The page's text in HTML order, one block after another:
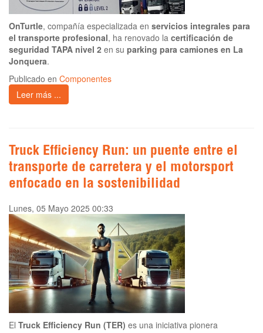
OnTurtle, compañía especializada en servicios integrales para
el transporte profesional, ha renovado la certificación de
seguridad TAPA nivel 2 en su parking para camiones en La
Jonquera.
Publicado en Componentes
Leer más ...
Truck Efficiency Run: un puente entre el
transporte de carretera y el motorsport
enfocado en la sostenibilidad
Lunes, 05 Mayo 2025 00:33
El Truck Efficiency Run (TER) es una iniciativa pionera